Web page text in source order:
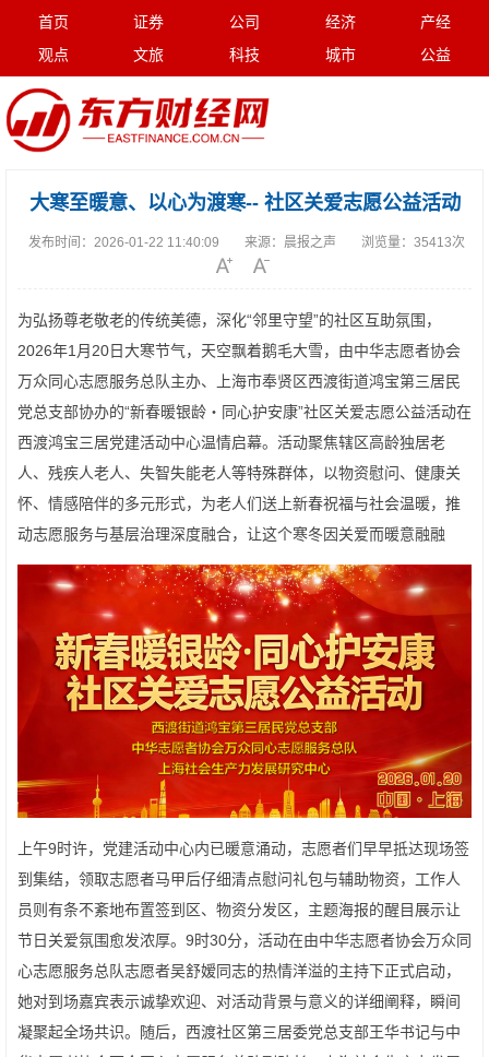
首页 证券 公司 经济
产经
观点
文旅 科技 城市 公益
大寒至暖意、以心为渡寒-- 社区关爱志愿公益活动
发布时间： 2026-01-22 11:40:09 来源： 晨报之声 浏览量： 35413次
为弘扬尊老敬老的传统美德，深化“邻里守望”的社区互助氛围，
2026年1月20日大寒节气，天空飘着鹅毛大雪，由中华志愿者协会
万众同心志愿服务总队主办、上海市奉贤区西渡街道鸿宝第三居民
党总支部协办的“新春暖银龄・同心护安康”社区关爱志愿公益活动在
西渡鸿宝三居党建活动中心温情启幕。活动聚焦辖区高龄独居老
人、残疾人老人、失智失能老人等特殊群体，以物资慰问、健康关
怀、情感陪伴的多元形式，为老人们送上新春祝福与社会温暖，推
动志愿服务与基层治理深度融合，让这个寒冬因关爱而暖意融融
上午9时许，党建活动中心内已暖意涌动，志愿者们早早抵达现场签
到集结，领取志愿者马甲后仔细清点慰问礼包与辅助物资，工作人
员则有条不紊地布置签到区、物资分发区，主题海报的醒目展示让
节日关爱氛围愈发浓厚。9时30分，活动在由中华志愿者协会万众同
心志愿服务总队志愿者吴舒嫒同志的热情洋溢的主持下正式启动，
她对到场嘉宾表示诚挚欢迎、对活动背景与意义的详细阐释，瞬间
凝聚起全场共识。随后，西渡社区第三居委党总支部王华书记与中